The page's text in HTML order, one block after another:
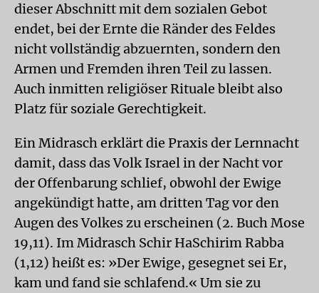
dieser Abschnitt mit dem sozialen Gebot
endet, bei der Ernte die Ränder des Feldes
nicht vollständig abzuernten, sondern den
Armen und Fremden ihren Teil zu lassen.
Auch inmitten religiöser Rituale bleibt also
Platz für soziale Gerechtigkeit.
Ein Midrasch erklärt die Praxis der Lernnacht
damit, dass das Volk Israel in der Nacht vor
der Offenbarung schlief, obwohl der Ewige
angekündigt hatte, am dritten Tag vor den
Augen des Volkes zu erscheinen (2. Buch Mose
19,11). Im Midrasch Schir HaSchirim Rabba
(1,12) heißt es: »Der Ewige, gesegnet sei Er,
kam und fand sie schlafend.« Um sie zu